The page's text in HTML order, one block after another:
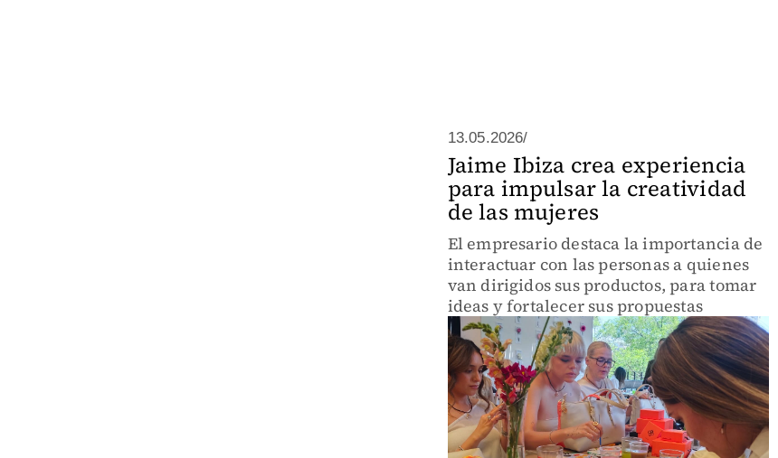
13.05.2026/
Jaime Ibiza crea experiencia
para impulsar la creatividad
de las mujeres
El empresario destaca la importancia de
interactuar con las personas a quienes
van dirigidos sus productos, para tomar
ideas y fortalecer sus propuestas